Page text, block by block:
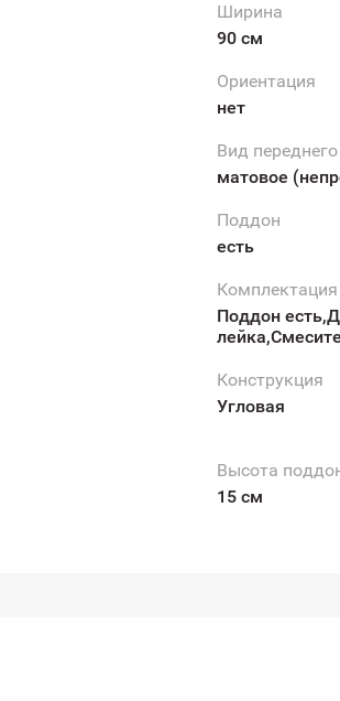
Ширина
90 см
Ориентация
нет
Вид
матовое
Поддон
есть
Комплектация
Поддон
Конструкция
Угловая
Высота
15 см